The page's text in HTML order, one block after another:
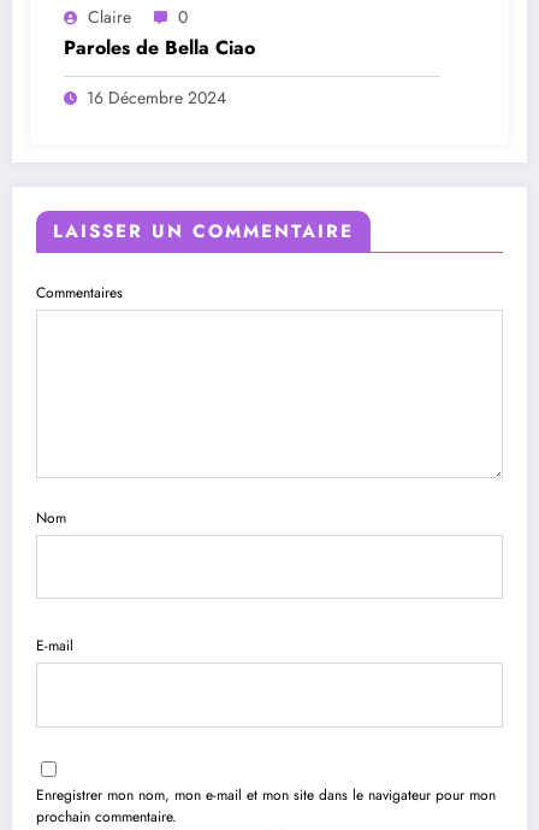
Claire 0
Paroles de Bella Ciao
16 Décembre 2024
LAISSER UN COMMENTAIRE
Commentaires
Nom
E-mail
Enregistrer mon nom, mon e-mail et mon site dans le navigateur pour mon
prochain commentaire.